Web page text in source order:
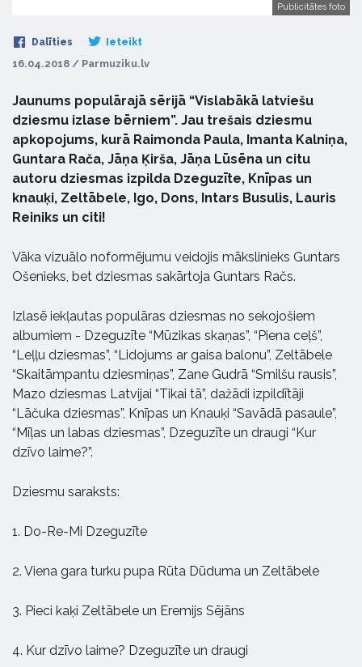
Publicitātes foto
Dalīties Ieteikt
16.04.2018 / Parmuziku.lv
Jaunums populārajā sērijā “Vislabākā latviešu
dziesmu izlase bērniem”. Jau trešais dziesmu
apkopojums, kurā Raimonda Paula, Imanta Kalniņa,
Guntara Rača, Jāņa Ķirša, Jāņa Lūsēna un citu
autoru dziesmas izpilda Dzeguzīte, Knīpas un
knauķi, Zeltābele, Igo, Dons, Intars Busulis, Lauris
Reiniks un citi!
Vāka vizuālo noformējumu veidojis mākslinieks Guntars
Ošenieks, bet dziesmas sakārtoja Guntars Račs.
Izlasē iekļautas populāras dziesmas no sekojošiem
albumiem - Dzeguzīte “Mūzikas skaņas”, “Piena ceļš”,
“Leļļu dziesmas”, “Lidojums ar gaisa balonu”, Zeltābele
“Skaitāmpantu dziesmiņas”, Zane Gudrā “Smilšu rausis”,
Mazo dziesmas Latvijai “Tikai tā”, dažādi izpildītāji
“Lāčuka dziesmas”, Knīpas un Knauķi “Savādā pasaule”,
“Mīļas un labas dziesmas”, Dzeguzīte un draugi “Kur
dzīvo laime?”.
Dziesmu saraksts:
1. Do-Re-Mi Dzeguzīte
2. Viena gara turku pupa Rūta Dūduma un Zeltābele
3. Pieci kaķi Zeltābele un Eremijs Sējāns
4. Kur dzīvo laime? Dzeguzīte un draugi